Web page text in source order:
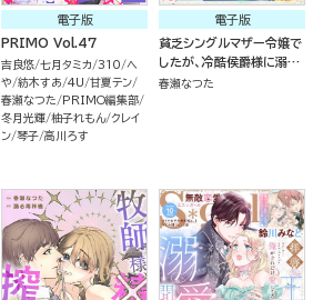
電子版
PRIMO Vol.47
吉良悠 七月タミカ 310 へ
や 紡木すあ 4U 甘夏テン
春瀬なつた
PRIMO編集部
冬月光輝 柚子れもん クレイ
ン 琴子 高川ろす
電子版
貧乏シングルマザー令嬢で
したが、冷酷侯爵様に溺愛
されるなんて聞いてませ
春瀬なつた